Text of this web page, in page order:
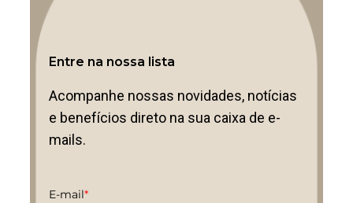
Entre na nossa lista
Acompanhe nossas novidades, notícias
e benefícios direto na sua caixa de e-
mails.
E-mail*